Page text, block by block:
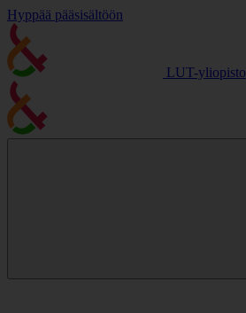
Hyppää pääsisältöön
LUT-yliopisto